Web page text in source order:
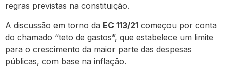
regras previstas na constituição.
A discussão em torno da EC 113/21 começou por conta
do chamado “teto de gastos”, que estabelece um limite
para o crescimento da maior parte das despesas
públicas, com base na inflação.